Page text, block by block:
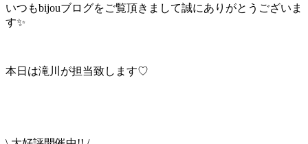
いつもbijouブログをご覧頂きまして誠にありがとうございま
す✨
本日は滝川が担当致します♡